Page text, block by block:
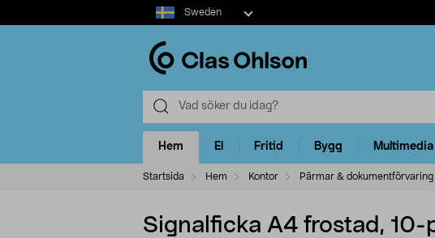
Select
market
Sweden
Hem El Fritid Bygg Multimedia
Startsida Hem Kontor Pärmar & dokumentförvaring
Signalficka A4 frostad, 10-